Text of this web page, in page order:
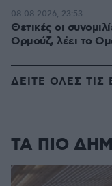
Θετικές οι
Ορμούζ, λέει το
08.08.2026, 23:53
ΔΕΙΤΕ ΟΛΕΣ ΤΙΣ
ΤΑ ΠΙΟ